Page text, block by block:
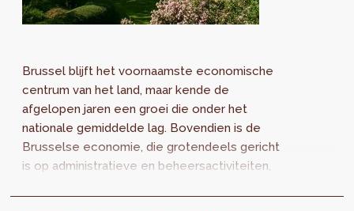
Brussel blijft het voornaamste economische
centrum van het land, maar kende de
afgelopen jaren een groei die onder het
nationale gemiddelde lag. Bovendien is de
Brusselse economie, die grotendeels gericht
is op administratieve en beheersactiviteiten,